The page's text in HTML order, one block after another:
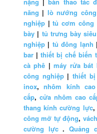
năng | lò nướng
nghiệp |tủ cơm công
bày | tủ trưng bày
nghiệp | tủ đông lạnh |
bar |thiết bị chế biến
cà phê |máy rửa bát
công nghiệp|thiết
inox,nhôm kính
cấp, cửa nhôm cao
thang kính cường lực,
công mở tự động,
cường lực. Quảng